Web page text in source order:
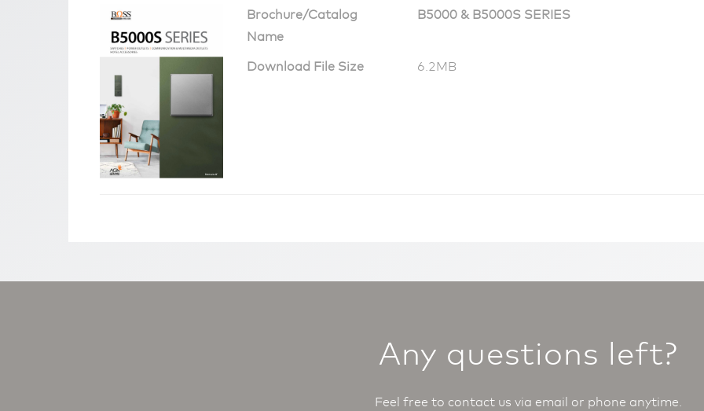
Brochure/Catalog
Name
B5000 & B5000S SERIES
Download File Size 6.2MB
Any questions left?
Feel free to contact us via email or phone anytime.